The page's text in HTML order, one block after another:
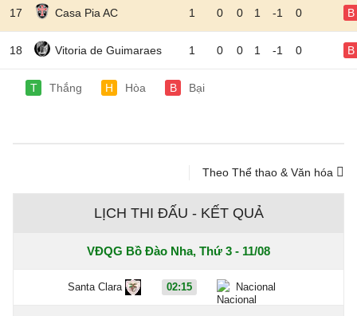
17 Casa Pia AC 1 0 0 1 -1 0 B
18 Vitoria de Guimaraes 1 0 0 1 -1 0 B
T Thắng H Hòa B Bại
Theo Thể thao & Văn hóa
LỊCH THI ĐẤU - KẾT QUẢ
VĐQG Bồ Đào Nha, Thứ 3 - 11/08
Santa Clara 02:15 Nacional